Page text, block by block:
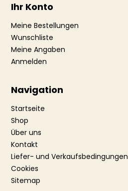
Ihr Konto
Meine Bestellungen
Wunschliste
Meine Angaben
Anmelden
Navigation
Startseite
Shop
Über uns
Kontakt
Liefer- und Verkaufsbedingungen
Cookies
Sitemap